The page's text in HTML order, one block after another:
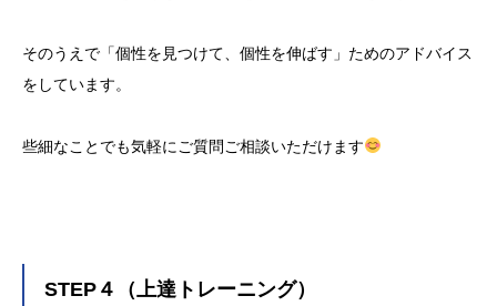
そのうえで「個性を見つけて、個性を伸ばす」ためのアドバイス
をしています。
些細なことでも気軽にご質問ご相談いただけます
STEP４（上達トレーニング）